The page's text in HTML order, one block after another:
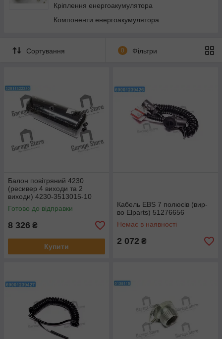
Кріплення енергоакумулятора
Компоненти енергоакумулятора
Сортування 0 Фільтри
Балон повітряний 4230
(ресивер 4 виходи та 2
виходи) 4230-3513015-10
Готово до відправки
8 326 ₴
Купити
Кабель EBS 7 полюсів (вир-
во Elparts) 51276656
Немає в наявності
2 072 ₴